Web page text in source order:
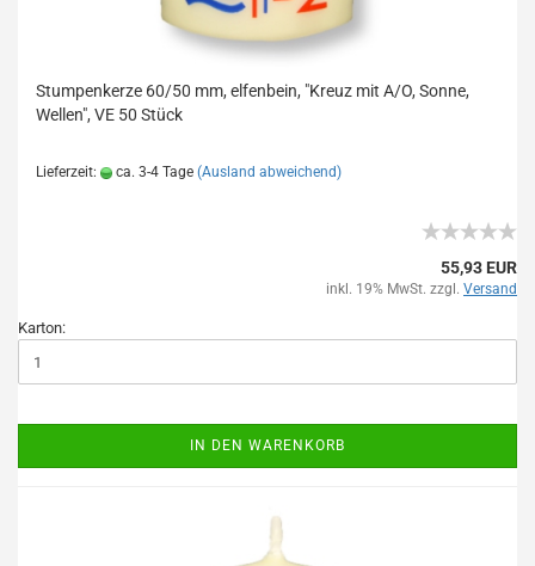
Stumpenkerze 60/50 mm, elfenbein, "Kreuz mit A/O, Sonne,
Wellen", VE 50 Stück
Lieferzeit: ca. 3-4 Tage (Ausland abweichend)
55,93 EUR
inkl. 19% MwSt. zzgl. Versand
Karton:
IN DEN WARENKORB